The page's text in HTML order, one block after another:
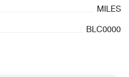
MILES
BLC0000